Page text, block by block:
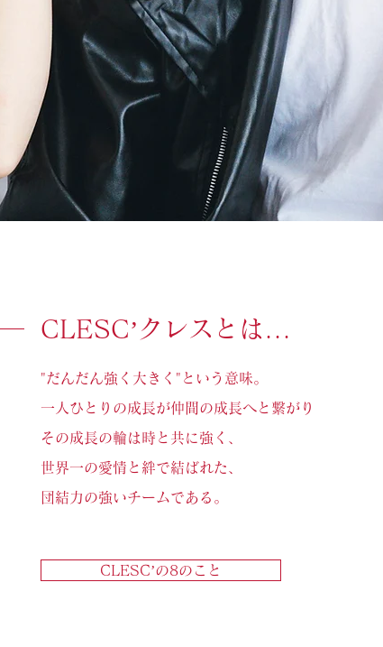
CLESC’クレスとは...
"だんだん強く大きく"という意味。
一人ひとりの成長が仲間の成長へと繋がり
その成長の輪は時と共に強く、
世界一の愛情と絆で結ばれた、
団結力の強いチームである。
CLESC’の8のこと